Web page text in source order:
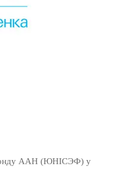
Фонду ААН (ЮНІСЭФ) у